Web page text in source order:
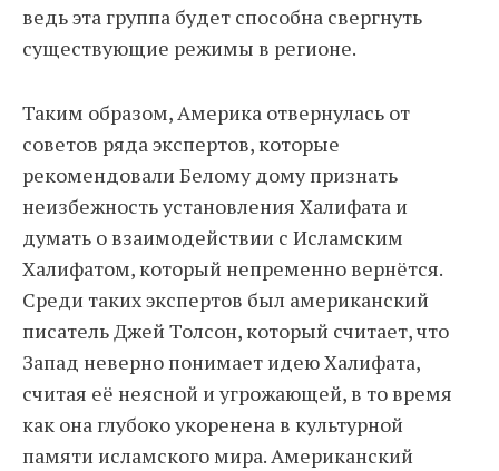
ведь эта группа будет способна свергнуть
существующие режимы в регионе.
Таким образом, Америка отвернулась от
советов ряда экспертов, которые
рекомендовали Белому дому признать
неизбежность установления Халифата и
думать о взаимодействии с Исламским
Халифатом, который непременно вернётся.
Среди таких экспертов был американский
писатель Джей Толсон, который считает, что
Запад неверно понимает идею Халифата,
считая её неясной и угрожающей, в то время
как она глубоко укоренена в культурной
памяти исламского мира. Американский